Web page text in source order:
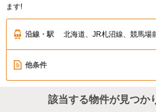
ます!
沿線・駅 北海道、JR札沼線、競馬場
他条件
該当する物件が見つか